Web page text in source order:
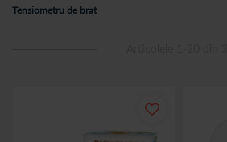
Tensiometru de brat